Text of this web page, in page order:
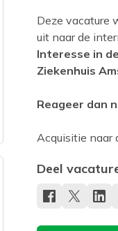
Deze vacature
uit naar de
Interesse in
Ziekenhuis
Reageer dan
Acquisitie naar
Deel